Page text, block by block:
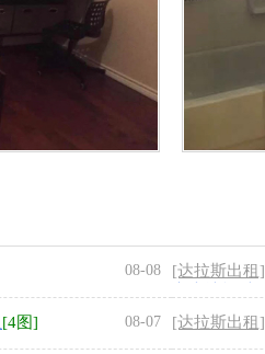
08-08 [达拉斯出租]
[4图] 08-07 [达拉斯出租]